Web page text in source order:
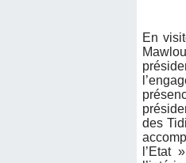
En
des
l’Etat